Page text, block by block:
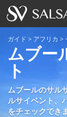
ホーム
イベント
ニュース
記事
ガイド > アフリカ >
ムブー
ト
ムブールのサル
ルサイベント、
をチェックでき